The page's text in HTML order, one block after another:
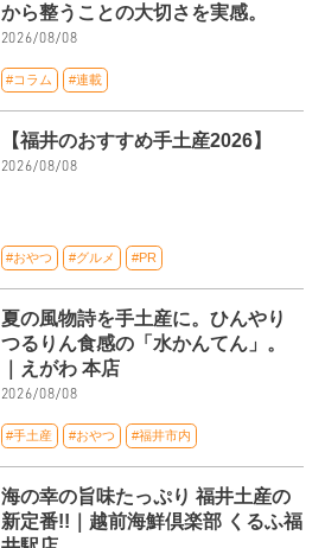
から整うことの大切さを実感。
2026/08/08
#コラム #連載
【福井のおすすめ手土産2026】
2026/08/08
#おやつ #グルメ #PR
夏の風物詩を手土産に。ひんやり
つるりん食感の「水かんてん」。
｜えがわ 本店
2026/08/08
#手土産 #おやつ #福井市内
海の幸の旨味たっぷり 福井土産の
新定番!!｜越前海鮮倶楽部 くるふ福